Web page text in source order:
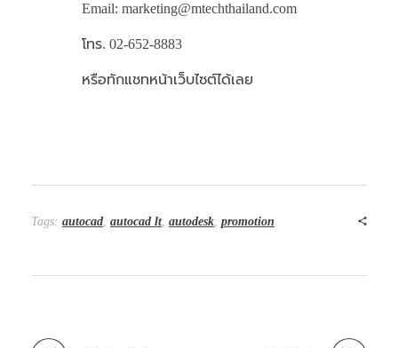
Email: marketing@mtechthailand.com
โทร. 02-652-8883
หรือทักแชทหน้าเว็บไซต์ได้เลย
Tags: autocad, autocad lt, autodesk, promotion